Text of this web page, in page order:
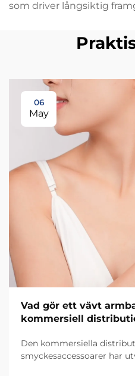
som driver långsiktig
06
May
Vad gör ett vävt
kommersiell
Den kommersiella
smyckesaccessoarer har